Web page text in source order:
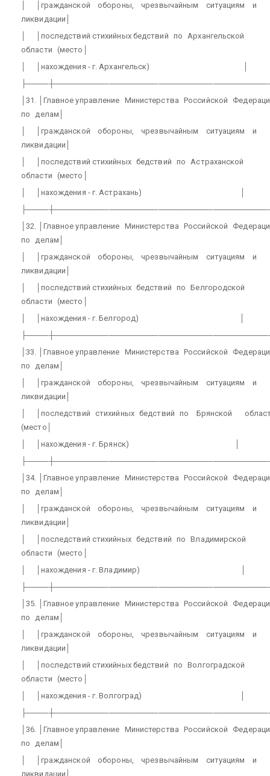
│гражданской обороны, чрезвычайным ситуациям
и
ликвидации│
│последствий стихийных бедствий по
Архангельской
области (место│
│нахождения - г. Архангельск)
│31. │Главное управление Министерства Российской
по
делам│
│гражданской обороны, чрезвычайным ситуациям
и
ликвидации│
│последствий стихийных бедствий по
Астраханской
области (место│
│нахождения - г. Астрахань)
│32. │Главное управление Министерства Российской
по
делам│
│гражданской обороны, чрезвычайным ситуациям
и
ликвидации│
│последствий стихийных бедствий по
Белгородской
области (место│
│нахождения - г. Белгород)
│33. │Главное управление Министерства Российской
по
делам│
│гражданской обороны, чрезвычайным ситуациям
и
ликвидации│
│последствий стихийных бедствий по Брянской
(место│
│нахождения - г. Брянск)
│34. │Главное управление Министерства Российской
по
делам│
│гражданской обороны, чрезвычайным ситуациям
и
ликвидации│
│последствий стихийных бедствий по
Владимирской
области (место│
│нахождения - г. Владимир)
│35. │Главное управление Министерства Российской
по
делам│
│гражданской обороны, чрезвычайным ситуациям
и
ликвидации│
│последствий стихийных бедствий по
Волгоградской
области (место│
│нахождения - г. Волгоград)
│36. │Главное управление Министерства Российской
по
делам│
│гражданской обороны, чрезвычайным ситуациям
и
ликвидации│